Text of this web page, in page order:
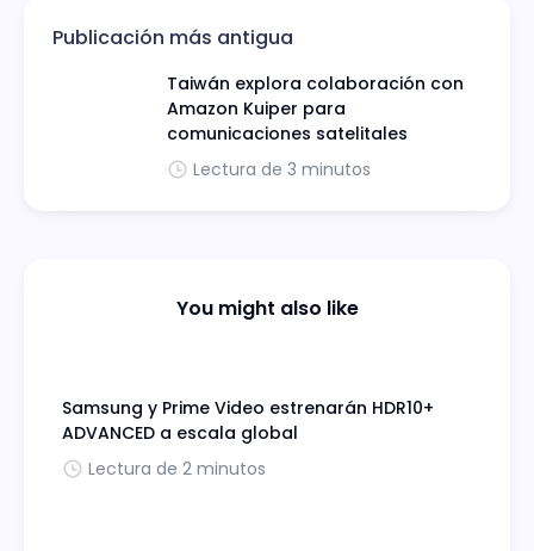
Publicación más antigua
Taiwán explora colaboración con
Amazon Kuiper para
comunicaciones satelitales
Lectura de 3 minutos
You might also like
Samsung y Prime Video estrenarán HDR10+
ADVANCED a escala global
Lectura de 2 minutos